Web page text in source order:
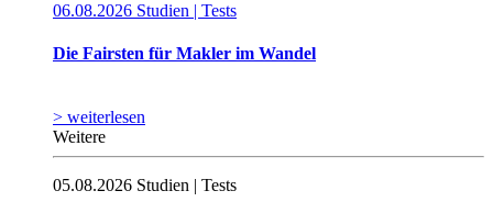
06.08.2026 Studien | Tests
Die Fairsten für Makler im Wandel
> weiterlesen
Weitere
05.08.2026 Studien | Tests